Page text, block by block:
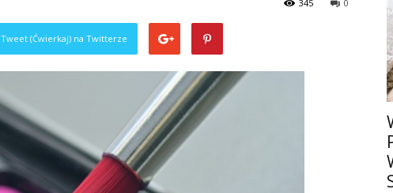
0
345
Tweet (Ćwierkaj) na Twitterze